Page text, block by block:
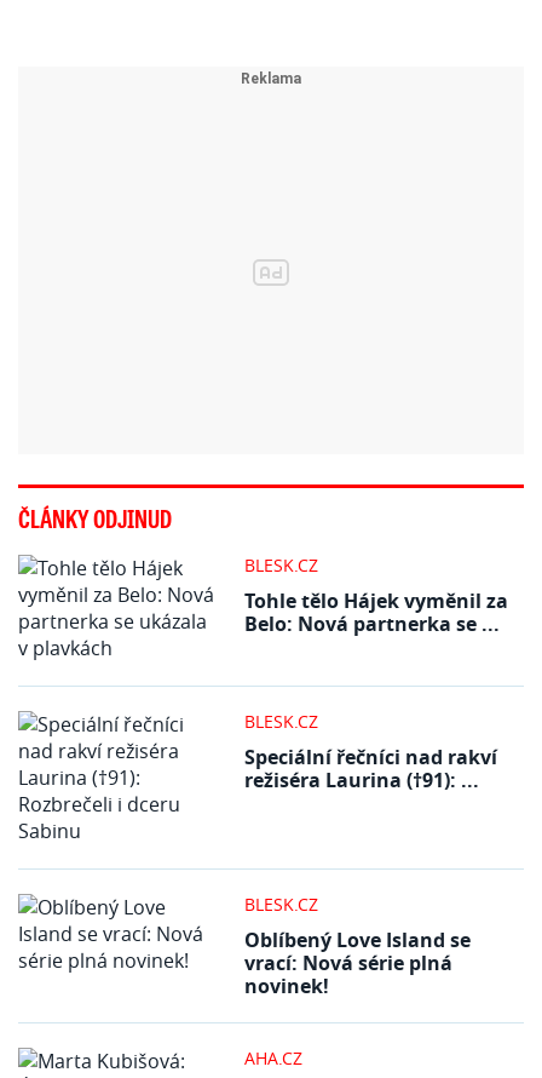
ČLÁNKY ODJINUD
BLESK.CZ
Tohle tělo Hájek vyměnil za
Belo: Nová partnerka se ...
BLESK.CZ
Speciální řečníci nad rakví
režiséra Laurina (†91): ...
BLESK.CZ
Oblíbený Love Island se
vrací: Nová série plná
novinek!
AHA.CZ